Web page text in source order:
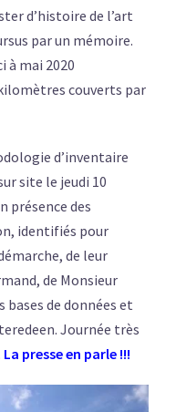
d’histoire de l’art
par un mémoire.
à mai 2020
couverts par
d’inventaire
site le jeudi 10
présence des
identifiés pour
de leur
de Monsieur
de données et
Journée très
La presse en parle !!!